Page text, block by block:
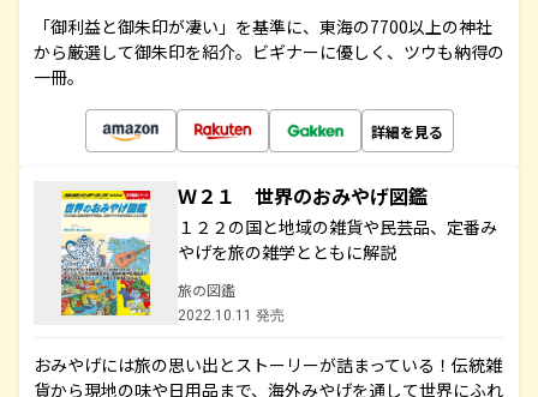
「御利益と御朱印が凄い」を基準に、東海の7700以上の神社
から厳選して御朱印を紹介。ビギナーに優しく、ツウも納得の
一冊。
詳細を見る
Ｗ２１ 世界のおみやげ図鑑
１２２の国と地域の雑貨や民芸品、定番み
やげを旅の雑学とともに解説
旅の図鑑
2022.10.11 発売
おみやげには旅の思い出とストーリーが詰まっている！伝統雑
貨から現地の味や日用品まで、海外みやげを通して世界にふれ